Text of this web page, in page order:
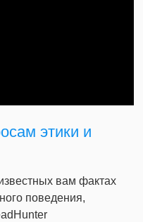
этики и
вам фактах
поведения,